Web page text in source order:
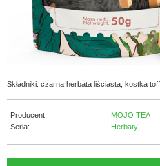
Składniki: czarna herbata liściasta, kostka
Producent:
MOJO TEA
Seria:
Herbaty